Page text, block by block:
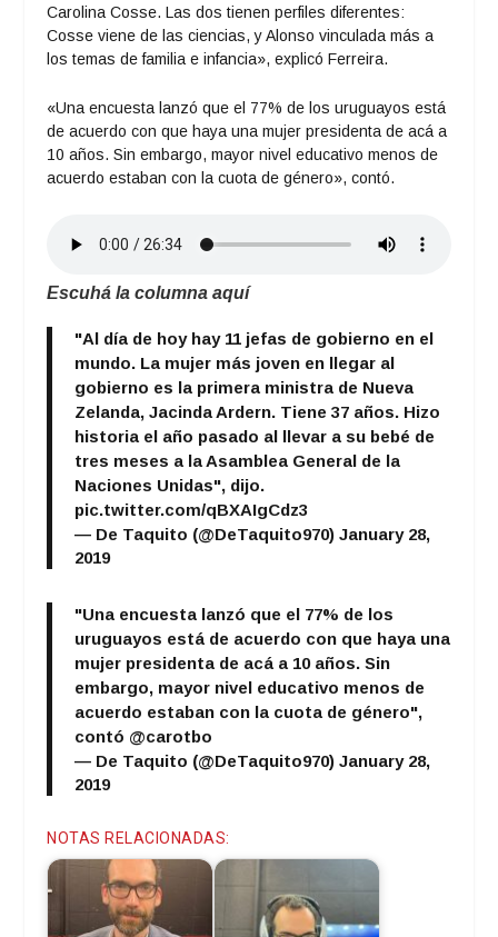
Carolina Cosse. Las dos tienen perfiles diferentes:
Cosse viene de las ciencias, y Alonso vinculada más a
los temas de familia e infancia», explicó Ferreira.
«Una encuesta lanzó que el 77% de los uruguayos está
de acuerdo con que haya una mujer presidenta de acá a
10 años. Sin embargo, mayor nivel educativo menos de
acuerdo estaban con la cuota de género», contó.
Escuhá la columna aquí
"Al día de hoy hay 11 jefas de gobierno en el
mundo. La mujer más joven en llegar al
gobierno es la primera ministra de Nueva
Zelanda, Jacinda Ardern. Tiene 37 años. Hizo
historia el año pasado al llevar a su bebé de
tres meses a la Asamblea General de la
Naciones Unidas", dijo.
pic.twitter.com/qBXAIgCdz3
— De Taquito (@DeTaquito970)January 28,
2019
"Una encuesta lanzó que el 77% de los
uruguayos está de acuerdo con que haya una
mujer presidenta de acá a 10 años. Sin
embargo, mayor nivel educativo menos de
acuerdo estaban con la cuota de género",
contó @carotbo
— De Taquito (@DeTaquito970)January 28,
2019
NOTAS RELACIONADAS: